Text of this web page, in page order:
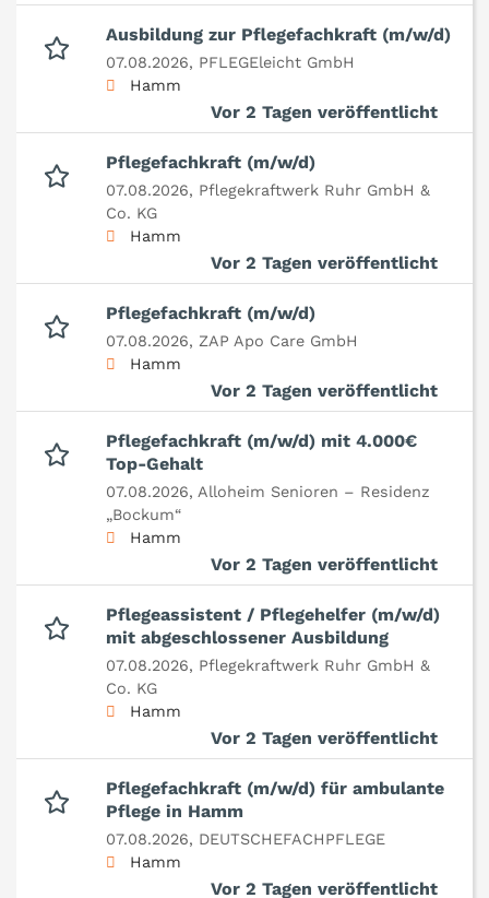
Ausbildung zur Pflegefachkraft (m/w/d)
07.08.2026, PFLEGEleicht GmbH
Hamm
Vor 2 Tagen veröffentlicht
Pflegefachkraft (m/w/d)
07.08.2026, Pflegekraftwerk Ruhr GmbH &
Co. KG
Hamm
Vor 2 Tagen veröffentlicht
Pflegefachkraft (m/w/d)
07.08.2026, ZAP Apo Care GmbH
Hamm
Vor 2 Tagen veröffentlicht
Pflegefachkraft (m/w/d) mit 4.000€
Top-Gehalt
07.08.2026, Alloheim Senioren – Residenz
„Bockum“
Hamm
Vor 2 Tagen veröffentlicht
Pflegeassistent / Pflegehelfer (m/w/d)
mit abgeschlossener Ausbildung
07.08.2026, Pflegekraftwerk Ruhr GmbH &
Co. KG
Hamm
Vor 2 Tagen veröffentlicht
Pflegefachkraft (m/w/d) für ambulante
Pflege in Hamm
07.08.2026, DEUTSCHEFACHPFLEGE
Hamm
Vor 2 Tagen veröffentlicht